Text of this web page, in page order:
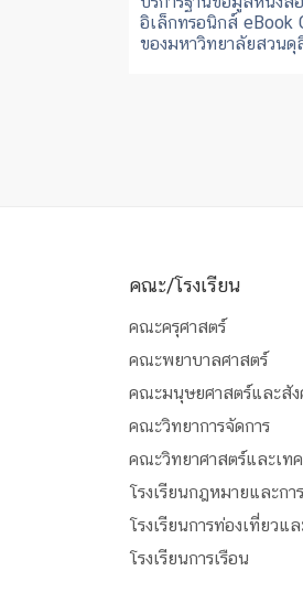
อิเล็กทรอนิกส์ eBook
ของมหาวิทยาลัยสวนดุ
คณะ/โรงเรียน
คณะครุศาสตร์
คณะพยาบาลศาสตร์
คณะมนุษยศาสตร์และสัง
คณะวิทยาการจัดการ
คณะวิทยาศาสตร์และเท
โรงเรียนกฎหมายและกา
โรงเรียนการท่องเที่ยวแล
โรงเรียนการเรือน